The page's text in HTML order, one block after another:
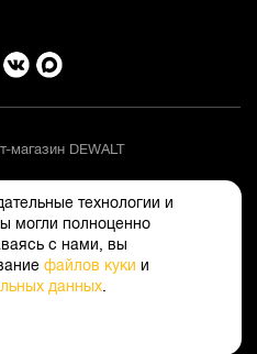
технологии и
могли полноценно
с нами, вы
файлов куки и
данных.
DEWALT
персональных данных